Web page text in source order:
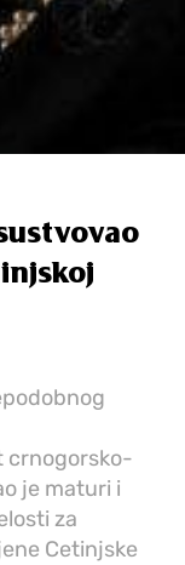
crnogorsko-
je maturi i
za
Cetinjske